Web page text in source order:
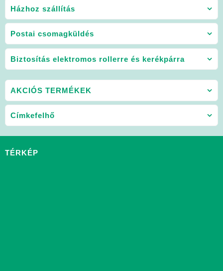
Házhoz szállítás
Postai csomagküldés
Biztosítás elektromos rollerre és kerékpárra
AKCIÓS TERMÉKEK
Címkefelhő
TÉRKÉP